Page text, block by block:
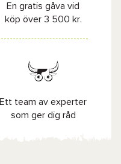
En gratis gåva vid
köp över 3 500 kr.
Ett team av experter
som ger dig råd